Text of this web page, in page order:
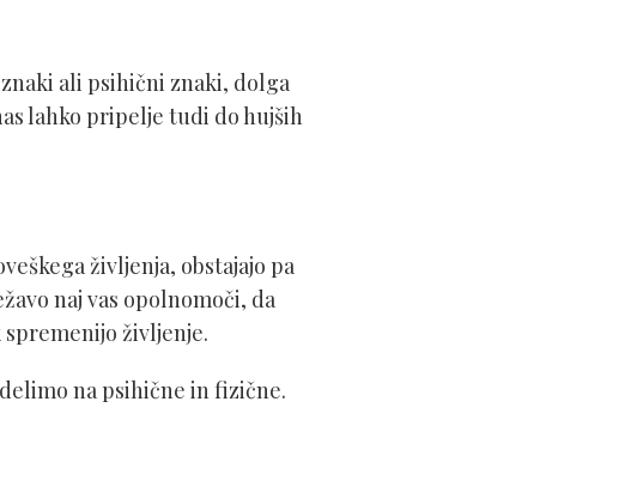
ali psihični znaki, dolga
lahko pripelje tudi do hujših
življenja, obstajajo pa
naj vas opolnomoči, da
življenje.
na psihične in fizične.